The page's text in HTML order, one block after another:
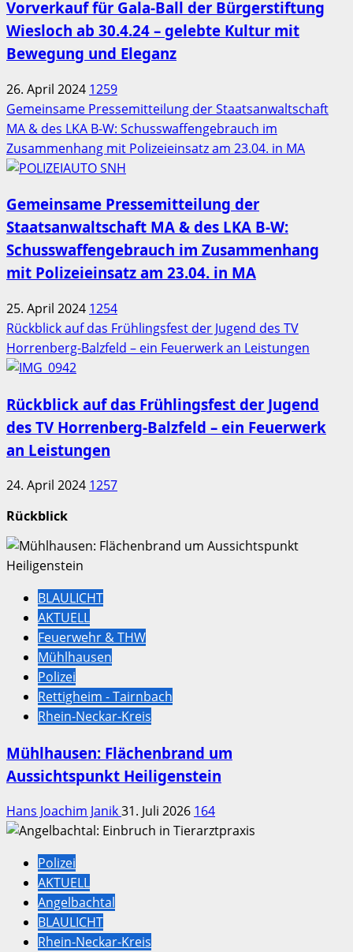
Vorverkauf für Gala-Ball der Bürgerstiftung
Wiesloch ab 30.4.24 – gelebte Kultur mit
Bewegung und Eleganz
26. April 2024 1259
Gemeinsame Pressemitteilung der Staatsanwaltschaft
MA & des LKA B-W: Schusswaffengebrauch im
Zusammenhang mit Polizeieinsatz am 23.04. in MA
Gemeinsame Pressemitteilung der
Staatsanwaltschaft MA & des LKA B-W:
Schusswaffengebrauch im Zusammenhang
mit Polizeieinsatz am 23.04. in MA
25. April 2024 1254
Rückblick auf das Frühlingsfest der Jugend des TV
Horrenberg-Balzfeld – ein Feuerwerk an Leistungen
Rückblick auf das Frühlingsfest der Jugend
des TV Horrenberg-Balzfeld – ein Feuerwerk
an Leistungen
24. April 2024 1257
Rückblick
BLAULICHT
AKTUELL
Feuerwehr & THW
Mühlhausen
Polizei
Rettigheim - Tairnbach
Rhein-Neckar-Kreis
Mühlhausen: Flächenbrand um
Aussichtspunkt Heiligenstein
Hans Joachim Janik31. Juli 2026 164
Polizei
AKTUELL
Angelbachtal
BLAULICHT
Rhein-Neckar-Kreis